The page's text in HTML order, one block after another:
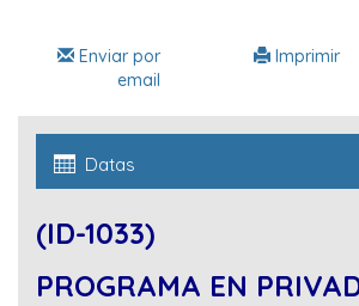
Imprimir
Enviar por
email
Datas
(ID-1033)
PROGRAMA EN